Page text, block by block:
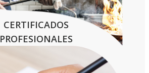
CERTIFICADOS
PROFESIONALES